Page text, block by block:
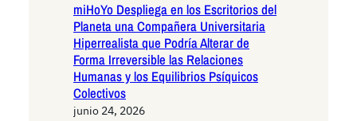
miHoYo Despliega en los Escritorios del
Planeta una Compañera Universitaria
Hiperrealista que Podría Alterar de
Forma Irreversible las Relaciones
Humanas y los Equilibrios Psíquicos
Colectivos
junio 24, 2026